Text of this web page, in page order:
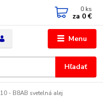
Menu
Hľadať
0 ks
za 0 €
- B8AB svetelná alej